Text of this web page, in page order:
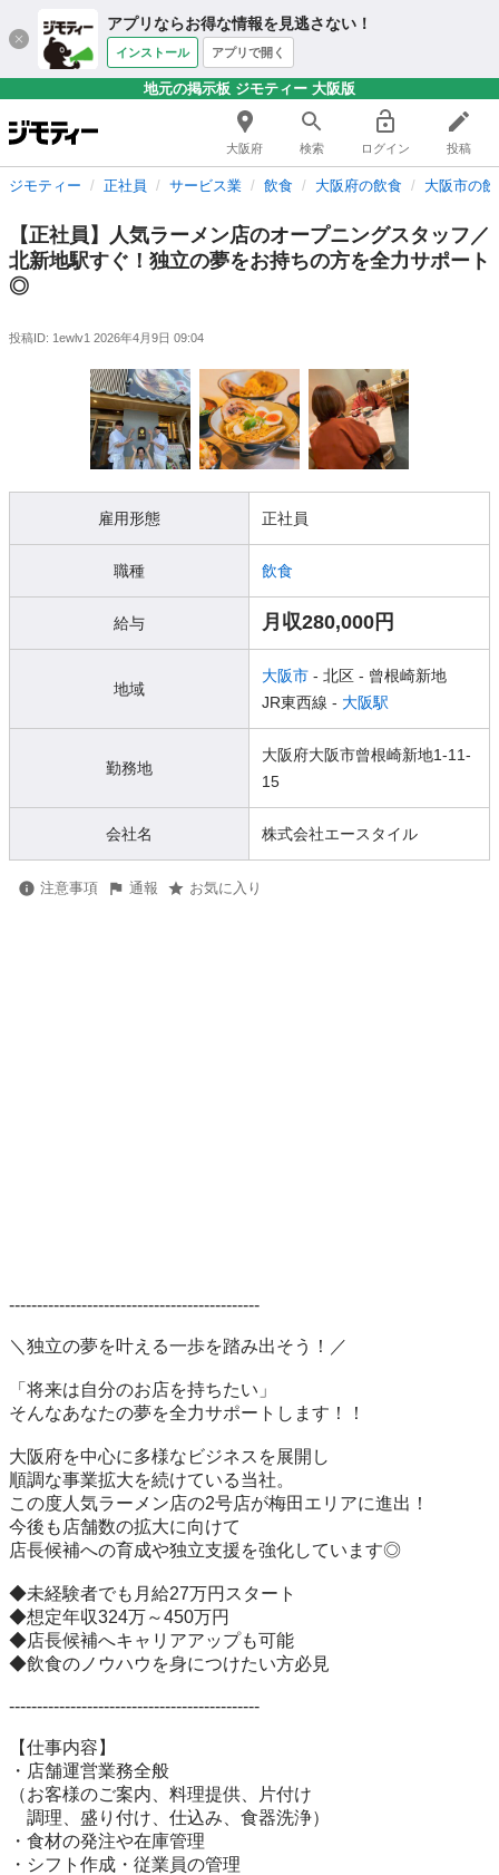
アプリならお得な情報を見逃さない！
インストール アプリで開く
地元の掲示板 ジモティー 大阪版
大阪府 検索 ログイン 投稿
ジモティー 正社員 サービス業 飲食 大阪府の飲食 大阪市の
【正社員】人気ラーメン店のオープニングスタッフ／
北新地駅すぐ！独立の夢をお持ちの方を全力サポート
◎
投稿ID: 1ewlv1 2026年4月9日 09:04
雇用形態 正社員
職種 飲食
給与 月収280,000円
地域
大阪市 - 北区 - 曾根崎新地
JR東西線 - 大阪駅
勤務地
大阪府大阪市曾根崎新地1-11-
15
会社名 株式会社エースタイル
注意事項 通報 お気に入り
---------------------------------------------
＼独立の夢を叶える一歩を踏み出そう！／
「将来は自分のお店を持ちたい」
そんなあなたの夢を全力サポートします！！
大阪府を中心に多様なビジネスを展開し
順調な事業拡大を続けている当社。
この度人気ラーメン店の2号店が梅田エリアに進出！
今後も店舗数の拡大に向けて
店長候補への育成や独立支援を強化しています◎
◆未経験者でも月給27万円スタート
◆想定年収324万～450万円
◆店長候補へキャリアアップも可能
◆飲食のノウハウを身につけたい方必見
---------------------------------------------
【仕事内容】
・店舗運営業務全般
（お客様のご案内、料理提供、片付け
調理、盛り付け、仕込み、食器洗浄）
・食材の発注や在庫管理
・シフト作成・従業員の管理